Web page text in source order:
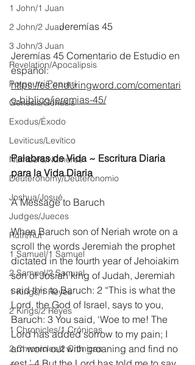
1 John/1 Juan
2 John/2 Juan
3 John/3 Juan
Revelation/Apocalipsis
Potpourri/Popurrí
Genesis/Génesis
Exodus/Éxodo
Leviticus/Levítico
Numbers/Números
Deuteronomy/Deuteronomio
Joshua/Josué
Judges/Jueces
Ruth/Rut
1 Samuel/1 Samuel
2 Samuel/2 Samuel
1 Kings/1 Reyes
2 Kings/2 Reyes
1 Chronicles/1 Crónicas
2 Chronicles/2 Crónicas
		Jeremías 45
Jeremías 45 Comentario de Estudio en
español:
https://es.enduringword.com/comentari
o-biblico/jeremias-45/
Palabras de Vida ~ Escritura Diaria
para la Vida Diaria
A Message to Baruch
When Baruch son of Neriah wrote on a
scroll the words Jeremiah the prophet
dictated in the fourth year of Jehoiakim
son of Josiah king of Judah, Jeremiah
said this to Baruch: 2 “This is what the
Lord, the God of Israel, says to you,
Baruch: 3 You said, ‘Woe to me! The
Lord has added sorrow to my pain; I
am worn out with groaning and find no